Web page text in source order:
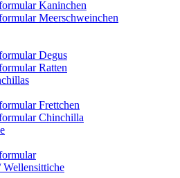
Kaninchen
Meerschweinchen
Degus
Ratten
Frettchen
Chinchilla